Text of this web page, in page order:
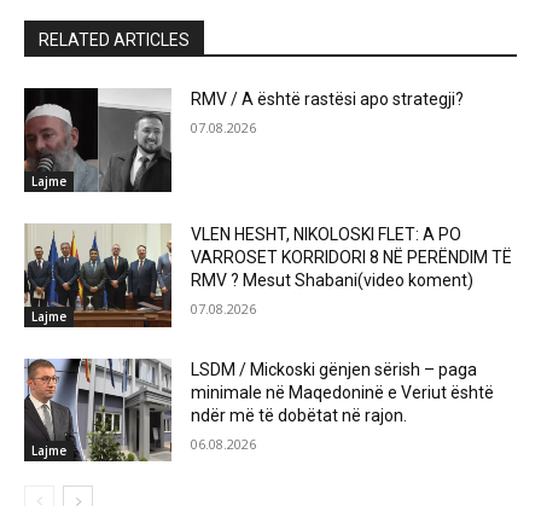
RELATED ARTICLES
Lajme
RMV / A është rastësi apo strategji?
07.08.2026
Lajme
VLEN HESHT, NIKOLOSKI FLET: A PO
VARROSET KORRIDORI 8 NË PERËNDIM TË
RMV ? Mesut Shabani(video koment)
07.08.2026
Lajme
LSDM / Mickoski gënjen sërish – paga
minimale në Maqedoninë e Veriut është
ndër më të dobëtat në rajon.
06.08.2026